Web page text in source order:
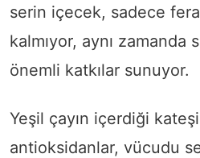
serin içecek, sadece
kalmıyor, aynı zamanda
önemli katkılar sunuyor.
Yeşil çayın içerdiği
antioksidanlar, vücudu